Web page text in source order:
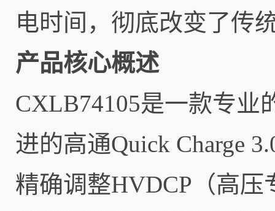
电时间，彻底改变了传
产品核心概述
CXLB74105是一款专业
进的高通Quick Charge
精确调整HVDCP（高